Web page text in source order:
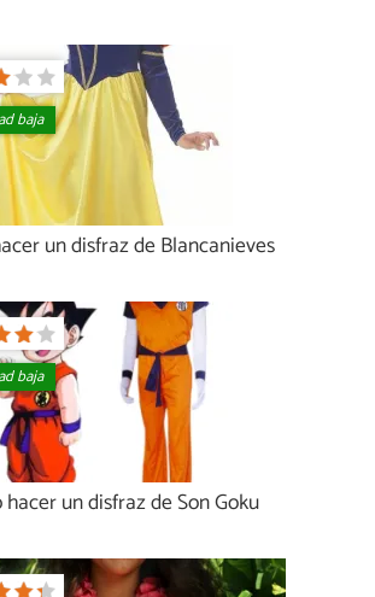
baja
un disfraz de Blancanieves
baja
hacer un disfraz de Son Goku